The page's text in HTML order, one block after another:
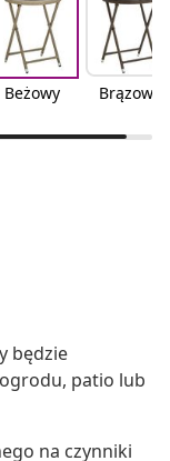
Beżowy Brązowy
będzie
patio lub
na czynniki